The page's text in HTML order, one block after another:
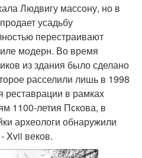
Людвигу массону, но в
усадьбу
перестраивают
модерн. Во время
из здания было сделано
расселили лишь в 1998
реставрации в рамках
1100-летия Пскова, в
археологи обнаружили
Xvii веков.